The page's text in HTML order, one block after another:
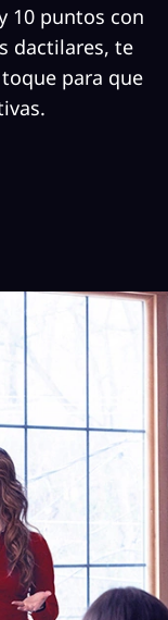
10 puntos con
dactilares, te
para que